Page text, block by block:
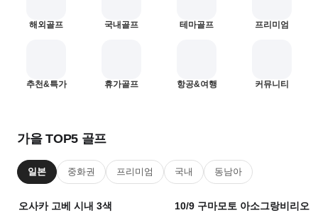
해외골프 국내골프 테마골프 프리미엄
추천&특가 휴가골프 항공&여행 커뮤니티
가을 TOP5 골프
일본 중화권 프리미엄 국내 동남아
1
오사카 고베 시내 3색
2
10/9 구마모토 아소그랑비리오